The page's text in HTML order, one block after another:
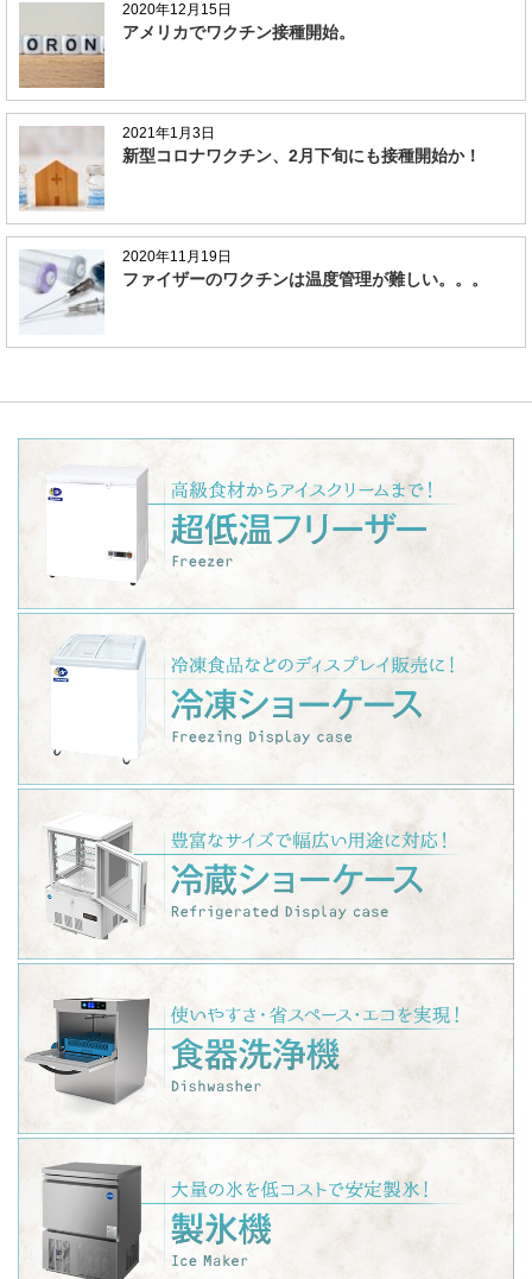
2020年12月15日
アメリカでワクチン接種開始。
2021年1月3日
新型コロナワクチン、2月下旬にも接種開始か！
2020年11月19日
ファイザーのワクチンは温度管理が難しい。。。